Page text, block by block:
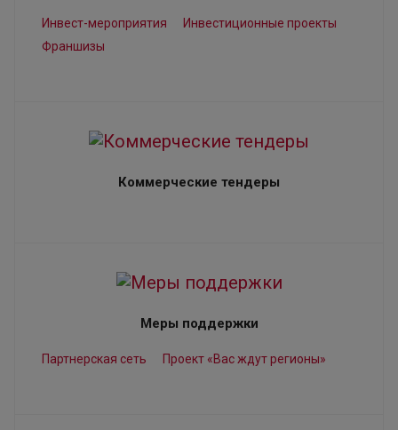
Инвест-мероприятия
Инвестиционные проекты
Франшизы
Коммерческие тендеры
Меры поддержки
Партнерская сеть Проект «Вас ждут регионы»